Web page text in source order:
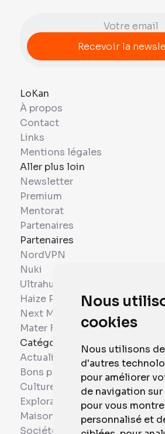
Nous
cookies
Nous utilisons
d'autres
pour améliorer
de navigation
pour vous
personnalisé et
LoKan
À propos
Contact
Links
Mentions légales
Aller plus loin
Newsletter
Premium
Mentorat
Partenaires
Partenaires
NordVPN
Nuki
Ultrahuman
Haize Project
Next Mobiles
Mater France
Catégories
Actualités
Bons plans
Culture
Exploration
Maison et Domotique
Société